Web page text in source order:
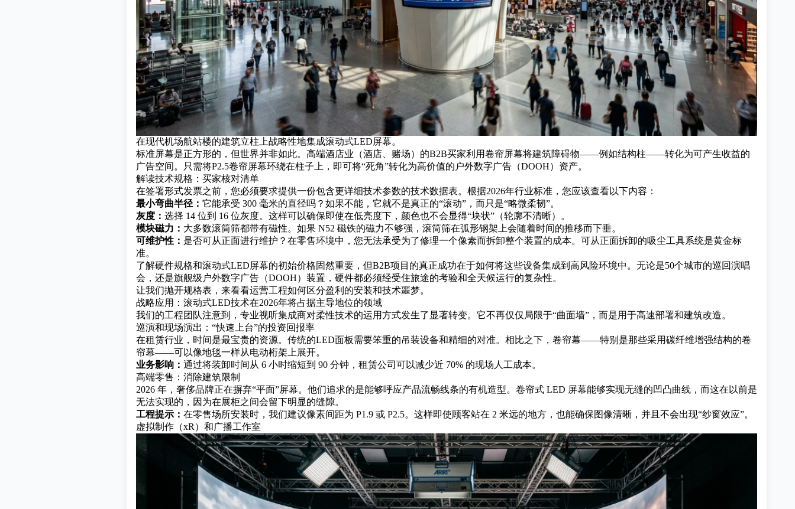
在现代机场航站楼的建筑立柱上战略性地集成滚动式LED屏幕。
标准屏幕是正方形的，但世界并非如此。高端酒店业（酒店、赌场）的B2B买家利用卷帘屏幕将建筑障碍物——例如结构柱——转化为可产生收益的
广告空间。只需将P2.5卷帘屏幕环绕在柱子上，即可将“死角”转化为高价值的 户外数字广告（DOOH） 资产。
解读技术规格：买家核对清单
在签署形式发票之前，您必须要求提供一份包含更详细技术参数的技术数据表。根据2026年行业标准，您应该查看以下内容：
最小弯曲半径： 它能承受 300 毫米的直径吗？如果不能，它就不是真正的“滚动”，而只是“略微柔韧”。
灰度： 选择 14 位到 16 位灰度。这样可以确保即使在低亮度下，颜色也不会显得“块状”（轮廓不清晰）。
模块磁力： 大多数滚筒筛都带有磁性。如果 N52 磁铁的磁力不够强，滚筒筛在弧形钢架上会随着时间的推移而下垂。
可维护性： 是否可从正面进行维护？在零售环境中，您无法承受为了修理一个像素而拆卸整个装置的成本。可从正面拆卸的吸尘工具系统是黄金标
准。
了解硬件规格和滚动式LED屏幕的初始价格固然重要，但B2B项目的真正成功在于如何将这些设备集成到高风险环境中。无论是50个城市的巡回演唱
会，还是旗舰级户外数字广告（DOOH）装置，硬件都必须经受住旅途的考验和全天候运行的复杂性。
让我们抛开规格表，来看看运营工程如何区分盈利的安装和技术噩梦。
战略应用：滚动式LED技术在2026年将占据主导地位的领域
我们的工程团队注意到，专业视听集成商对柔性技术的运用方式发生了显著转变。它不再仅仅局限于“曲面墙”，而是用于高速部署和建筑改造。
巡演和现场演出：“快速上台”的投资回报率
在租赁行业，时间是最宝贵的资源。 传统的LED面板需要笨重的吊装设备和精细的对准。相比之下，卷帘幕——特别是那些采用碳纤维增强结构的卷
帘幕——可以像地毯一样从电动桁架上展开。
业务影响： 通过将装卸时间从 6 小时缩短到 90 分钟，租​​赁公司可以减少近 70% 的现场人工成本。
高端零售：消除建筑限制
2026 年，奢侈品牌正在摒弃“平面”屏幕。他们追求的是能够呼应产品流畅线条的有机造型。卷帘式 LED 屏幕能够实现无缝的凹凸曲线，而这在以前是
无法实现的，因为在展柜之间会留下明显的缝隙。
工程提示： 在零售场所安装时，我们建议像素间距为 P1.9 或 P2.5。这样即使顾客站在 2 米远的地方，也能确保图像清晰，并且不会出现“纱窗效应”。
虚拟制作（xR）和广播工作室